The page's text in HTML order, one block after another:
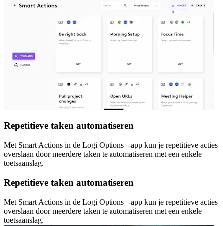
Repetitieve taken automatiseren
Met Smart Actions in de Logi Options+-app kun je repetitieve acties
overslaan door meerdere taken te automatiseren met een enkele
toetsaanslag.
Repetitieve taken automatiseren
Met Smart Actions in de Logi Options+-app kun je repetitieve acties
overslaan door meerdere taken te automatiseren met een enkele
toetsaanslag.